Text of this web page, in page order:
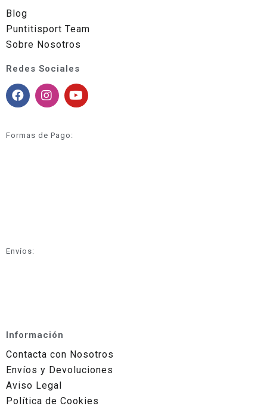
Blog
Puntitisport Team
Sobre Nosotros
Redes Sociales
Formas de Pago:
Envíos:
Información
Contacta con Nosotros
Envíos y Devoluciones
Aviso Legal
Política de Cookies